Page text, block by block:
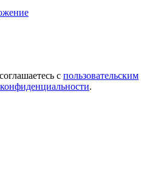
с пользовательским
.